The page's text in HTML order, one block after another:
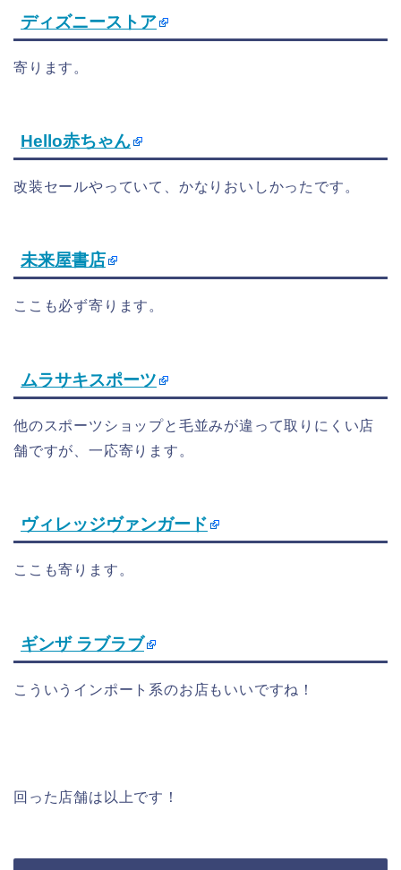
ディズニーストア
寄ります。
Hello赤ちゃん
改装セールやっていて、かなりおいしかったです。
未来屋書店
ここも必ず寄ります。
ムラサキスポーツ
他のスポーツショップと毛並みが違って取りにくい店
舗ですが、一応寄ります。
ヴィレッジヴァンガード
ここも寄ります。
ギンザ ラブラブ
こういうインポート系のお店もいいですね！
回った店舗は以上です！